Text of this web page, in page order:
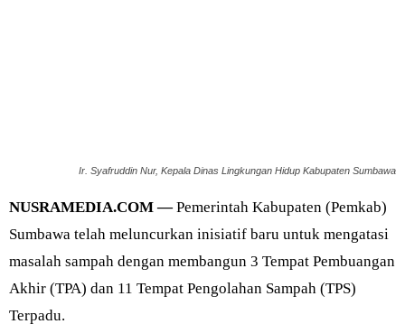
Ir. Syafruddin Nur, Kepala Dinas Lingkungan Hidup Kabupaten Sumbawa
NUSRAMEDIA.COM —Pemerintah Kabupaten (Pemkab)
Sumbawa telah meluncurkan inisiatif baru untuk mengatasi
masalah sampah dengan membangun 3 Tempat Pembuangan
Akhir (TPA) dan 11 Tempat Pengolahan Sampah (TPS)
Terpadu.